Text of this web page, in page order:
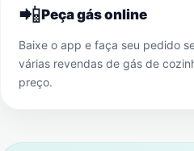
📲Peça gás online
Baixe o app e faça seu pedido
várias revendas de gás de
preço.